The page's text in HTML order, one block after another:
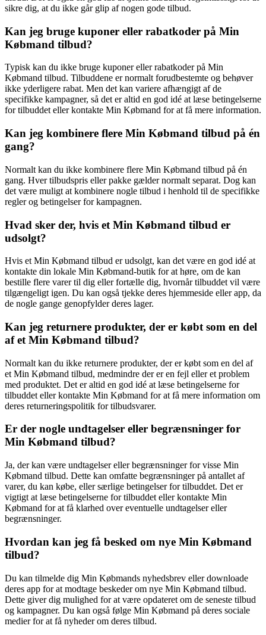
sikre dig, at du ikke går glip af nogen gode tilbud.
Kan jeg bruge kuponer eller rabatkoder på Min
Købmand tilbud?
Typisk kan du ikke bruge kuponer eller rabatkoder på Min
Købmand tilbud. Tilbuddene er normalt forudbestemte og behøver
ikke yderligere rabat. Men det kan variere afhængigt af de
specifikke kampagner, så det er altid en god idé at læse betingelserne
for tilbuddet eller kontakte Min Købmand for at få mere information.
Kan jeg kombinere flere Min Købmand tilbud på én
gang?
Normalt kan du ikke kombinere flere Min Købmand tilbud på én
gang. Hver tilbudspris eller pakke gælder normalt separat. Dog kan
det være muligt at kombinere nogle tilbud i henhold til de specifikke
regler og betingelser for kampagnen.
Hvad sker der, hvis et Min Købmand tilbud er
udsolgt?
Hvis et Min Købmand tilbud er udsolgt, kan det være en god idé at
kontakte din lokale Min Købmand-butik for at høre, om de kan
bestille flere varer til dig eller fortælle dig, hvornår tilbuddet vil være
tilgængeligt igen. Du kan også tjekke deres hjemmeside eller app, da
de nogle gange genopfylder deres lager.
Kan jeg returnere produkter, der er købt som en del
af et Min Købmand tilbud?
Normalt kan du ikke returnere produkter, der er købt som en del af
et Min Købmand tilbud, medmindre der er en fejl eller et problem
med produktet. Det er altid en god idé at læse betingelserne for
tilbuddet eller kontakte Min Købmand for at få mere information om
deres returneringspolitik for tilbudsvarer.
Er der nogle undtagelser eller begrænsninger for
Min Købmand tilbud?
Ja, der kan være undtagelser eller begrænsninger for visse Min
Købmand tilbud. Dette kan omfatte begrænsninger på antallet af
varer, du kan købe, eller særlige betingelser for tilbuddet. Det er
vigtigt at læse betingelserne for tilbuddet eller kontakte Min
Købmand for at få klarhed over eventuelle undtagelser eller
begrænsninger.
Hvordan kan jeg få besked om nye Min Købmand
tilbud?
Du kan tilmelde dig Min Købmands nyhedsbrev eller downloade
deres app for at modtage beskeder om nye Min Købmand tilbud.
Dette giver dig mulighed for at være opdateret om de seneste tilbud
og kampagner. Du kan også følge Min Købmand på deres sociale
medier for at få nyheder om deres tilbud.